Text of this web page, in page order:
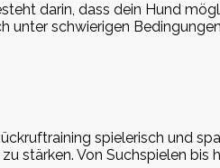
darin, dass dein Hund
unter schwierigen
spielerisch und
stärken. Von Suchspielen